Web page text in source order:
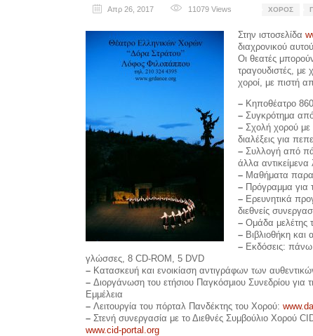
Απρ 26, 2017 11079 Views ΧΟΡΌΣ
Στην ιστοσελίδα
διαχρονικού
Οι θεατές
τραγουδιστές, με
χοροί, με πιστή
– Κηποθέατρο
– Συγκρότημα από
– Σχολή χορού με
διαλέξεις για
– Συλλογή από
άλλα αντικείμενα
– Μαθήματα
– Πρόγραμμα για
– Ερευνητικά
διεθνείς
– Ομάδα μελέτης
– Βιβλιοθήκη
– Εκδόσεις: πάνω
γλώσσες, 8 CD-ROM, 5 DVD
– Κατασκευή και ενοικίαση αντιγράφων των
– Διοργάνωση του ετήσιου Παγκόσμιου Συνεδρίου
Εμμέλεια
– Λειτουργία του πόρταλ Πανδέκτης του Χορού:
– Στενή συνεργασία με το Διεθνές Συμβούλιο Χορού
www.cid-portal.org